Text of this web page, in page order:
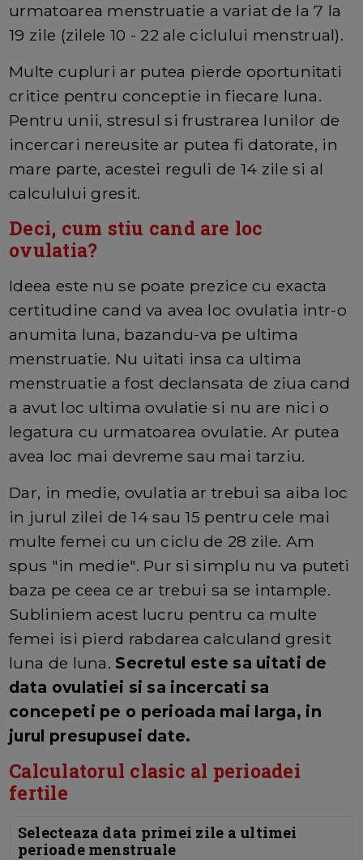
urmatoarea menstruatie a variat de la 7 la
19 zile (zilele 10 - 22 ale ciclului menstrual).
Multe cupluri ar putea pierde oportunitati
critice pentru conceptie in fiecare luna.
Pentru unii, stresul si frustrarea lunilor de
incercari nereusite ar putea fi datorate, in
mare parte, acestei reguli de 14 zile si al
calculului gresit.
Deci, cum stiu cand are loc
ovulatia?
Ideea este nu se poate prezice cu exacta
certitudine cand va avea loc ovulatia intr-o
anumita luna, bazandu-va pe ultima
menstruatie. Nu uitati insa ca ultima
menstruatie a fost declansata de ziua cand
a avut loc ultima ovulatie si nu are nici o
legatura cu urmatoarea ovulatie. Ar putea
avea loc mai devreme sau mai tarziu.
Dar, in medie, ovulatia ar trebui sa aiba loc
in jurul zilei de 14 sau 15 pentru cele mai
multe femei cu un ciclu de 28 zile. Am
spus "in medie". Pur si simplu nu va puteti
baza pe ceea ce ar trebui sa se intample.
Subliniem acest lucru pentru ca multe
femei isi pierd rabdarea calculand gresit
luna de luna. Secretul este sa uitati de
data ovulatiei si sa incercati sa
concepeti pe o perioada mai larga, in
jurul presupusei date.
Calculatorul clasic al perioadei
fertile
Selecteaza data primei zile a ultimei
perioade menstruale